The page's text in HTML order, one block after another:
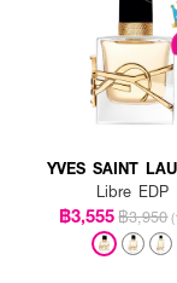
YVES SAINT
Libre EDP
฿3,555฿3,950